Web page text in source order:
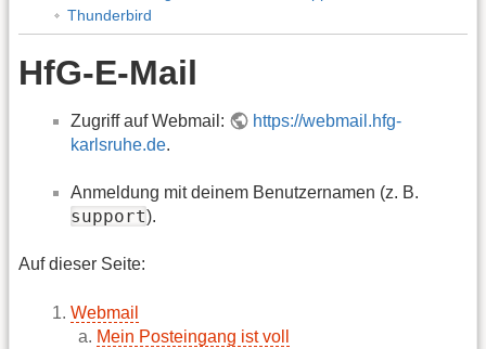
Thunderbird
HfG-E-Mail
Zugriff auf Webmail:
https://webmail.hfg-
karlsruhe.de.
Anmeldung mit deinem Benutzernamen (z. B.
support).
Auf dieser Seite:
Webmail
Mein Posteingang ist voll